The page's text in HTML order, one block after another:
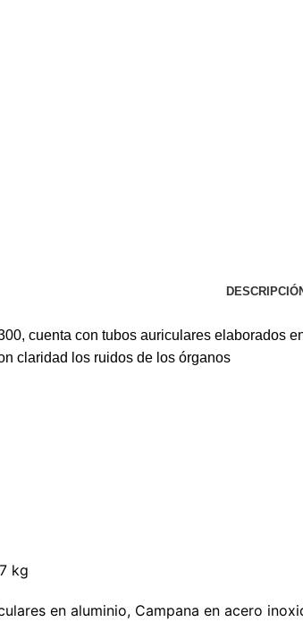
cuenta con tubos auriculares elaborados
claridad los ruidos de los órganos
kg
en aluminio, Campana en acero